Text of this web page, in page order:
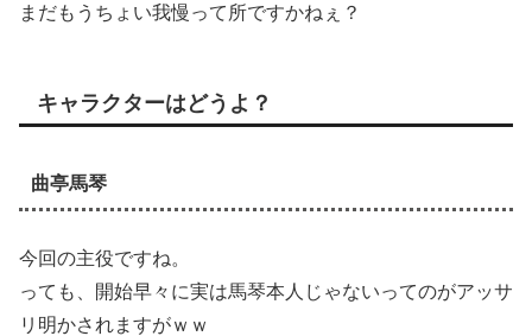
まだもうちょい我慢って所ですかねぇ？
キャラクターはどうよ？
曲亭馬琴
今回の主役ですね。
っても、開始早々に実は馬琴本人じゃないってのがアッサ
リ明かされますがｗｗ